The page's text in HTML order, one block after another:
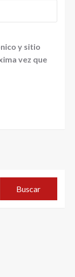
y sitio
vez que
Buscar